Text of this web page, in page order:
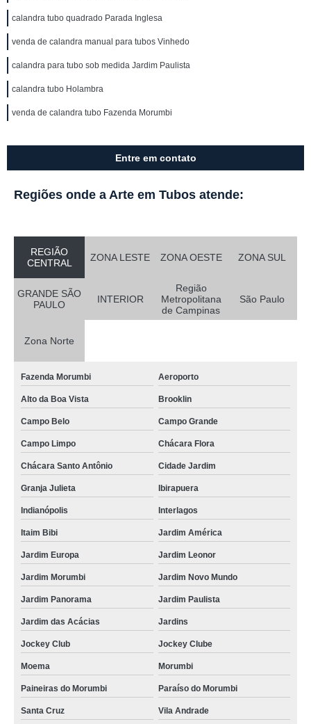
calandra tubo quadrado Parada Inglesa
venda de calandra manual para tubos Vinhedo
calandra para tubo sob medida Jardim Paulista
calandra tubo Holambra
venda de calandra tubo Fazenda Morumbi
Entre em contato
Regiões onde a Arte em Tubos atende:
REGIÃO
CENTRAL
ZONA LESTE ZONA OESTE ZONA SUL
GRANDE SÃO
PAULO
INTERIOR
Região
Metropolitana
de Campinas
São Paulo
Zona Norte
Fazenda Morumbi Aeroporto
Alto da Boa Vista Brooklin
Campo Belo Campo Grande
Campo Limpo Chácara Flora
Chácara Santo Antônio Cidade Jardim
Granja Julieta Ibirapuera
Indianópolis Interlagos
Itaim Bibi Jardim América
Jardim Europa Jardim Leonor
Jardim Morumbi Jardim Novo Mundo
Jardim Panorama Jardim Paulista
Jardim das Acácias Jardins
Jockey Club Jockey Clube
Moema Morumbi
Paineiras do Morumbi Paraíso do Morumbi
Santa Cruz Vila Andrade